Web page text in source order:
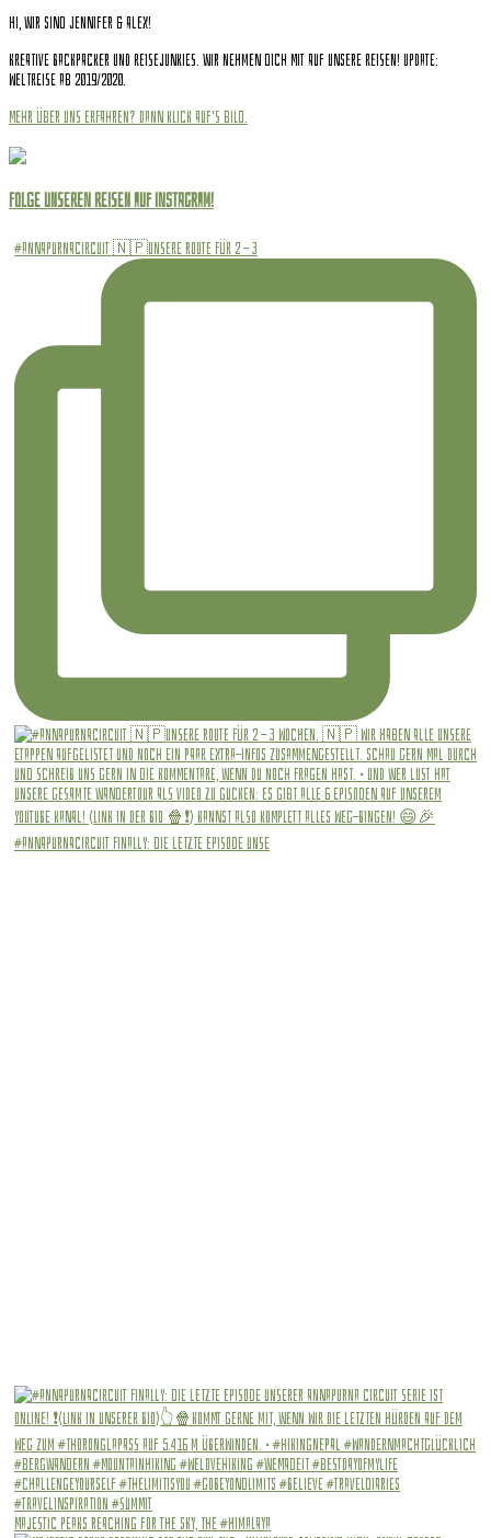
Hi, wir sind Jennifer & Alex!
Kreative Backpacker und Reisejunkies. Wir nehmen dich mit auf unsere Reisen! Update:
Weltreise ab 2019/2020.
Mehr über uns erfahren? Dann klick auf's Bild.
Folge unseren Reisen auf INSTAGRAM!
#annapurnacircuit 🇳🇵Unsere Route für 2 - 3
#annapurnacircuit Finally: die letzte Episode unse
Majestic peaks reaching for the sky, The #Himalaya